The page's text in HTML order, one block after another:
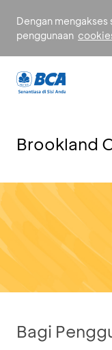
Dengan
penggunaan
Brookland
Bagi